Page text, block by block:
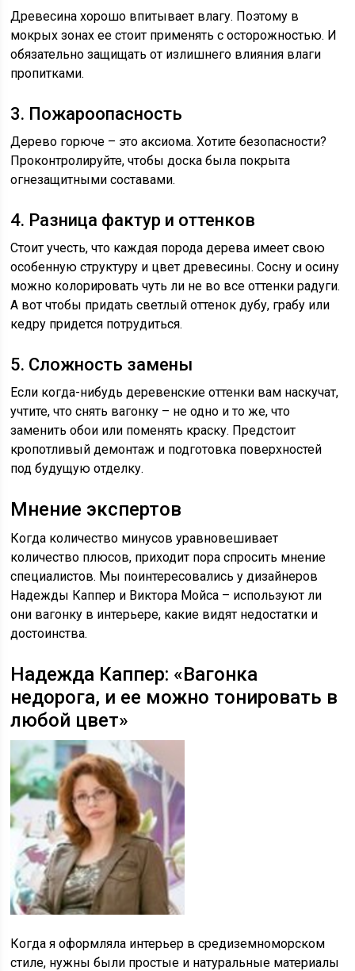
Древесина хорошо впитывает влагу. Поэтому в
мокрых зонах ее стоит применять с осторожностью. И
обязательно защищать от излишнего влияния влаги
пропитками.
3. Пожароопасность
Дерево горюче – это аксиома. Хотите безопасности?
Проконтролируйте, чтобы доска была покрыта
огнезащитными составами.
4. Разница фактур и оттенков
Стоит учесть, что каждая порода дерева имеет свою
особенную структуру и цвет древесины. Сосну и осину
можно колорировать чуть ли не во все оттенки радуги.
А вот чтобы придать светлый оттенок дубу, грабу или
кедру придется потрудиться.
5. Сложность замены
Если когда-нибудь деревенские оттенки вам наскучат,
учтите, что снять вагонку – не одно и то же, что
заменить обои или поменять краску. Предстоит
кропотливый демонтаж и подготовка поверхностей
под будущую отделку.
Мнение экспертов
Когда количество минусов уравновешивает
количество плюсов, приходит пора спросить мнение
специалистов. Мы поинтересовались у дизайнеров
Надежды Каппер и Виктора Мойса – используют ли
они вагонку в интерьере, какие видят недостатки и
достоинства.
Надежда Каппер: «Вагонка
недорога, и ее можно тонировать в
любой цвет»
Когда я оформляла интерьер в средиземноморском
стиле, нужны были простые и натуральные материалы